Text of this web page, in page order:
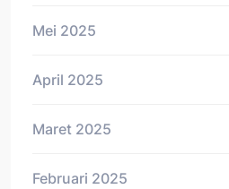
Mei 2025
April 2025
Maret 2025
Februari 2025